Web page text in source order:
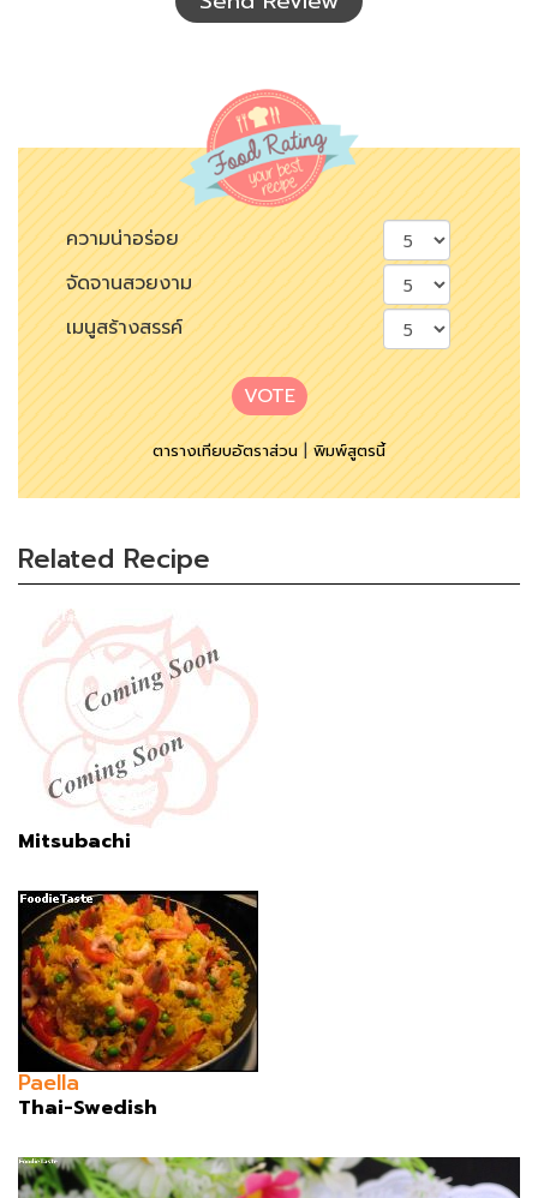
ความน่าอร่อย
จัดจานสวยงาม
เมนูสร้างสรรค์
VOTE
ตารางเทียบอัตราส่วน|พิมพ์สูตรนี้
Related Recipe
Mitsubachi
Paella
Thai-Swedish